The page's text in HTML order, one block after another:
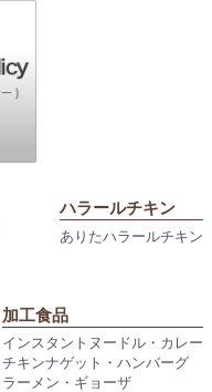
ハラールチキン
ありたハラールチキン
加工食品
インスタントヌードル・カレー
チキンナゲット・ハンバーグ
ラーメン・ギョーザ